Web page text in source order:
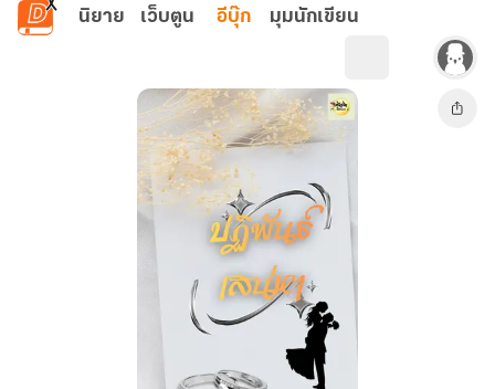
ข้ามไปยังเนื้อหาหลัก
นิยาย เว็บตูน อีบุ๊ก มุมนักเขียน